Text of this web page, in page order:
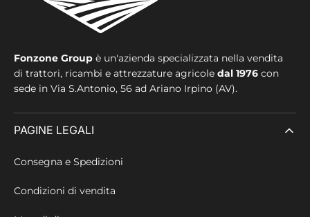
Fonzone Group è un'azienda specializzata nella vendita
di trattori, ricambi e attrezzature agricole dal 1976 con
sede in Via S.Antonio, 56 ad Ariano Irpino (AV).
PAGINE LEGALI
Consegna e Spedizioni
Condizioni di vendita